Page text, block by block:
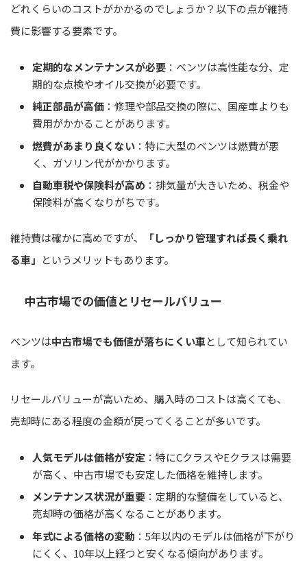
どれくらいのコストがかかるのでしょうか？以下の点が維持
費に影響する要素です。
定期的なメンテナンスが必要 ：ベンツは高性能な分、定
期的な点検やオイル交換が必要です。
純正部品が高価 ：修理や部品交換の際に、国産車よりも
費用がかかることがあります。
燃費があまり良くない ：特に大型のベンツは燃費が悪
く、ガソリン代がかかります。
自動車税や保険料が高め ：排気量が大きいため、税金や
保険料が高くなりがちです。
維持費は確かに高めですが、
「しっかり管理すれば長く乗れ
る車」 というメリットもあります。
中古市場での価値とリセールバリュー
ベンツは中古市場でも価値が落ちにくい車として知られてい
ます。
リセールバリューが高いため、購入時のコストは高くても、
売却時にある程度の金額が戻ってくることが多いです。
人気モデルは価格が安定 ：特にCクラスやEクラスは需要
が高く、中古市場でも安定した価格を維持します。
メンテナンス状況が重要 ：定期的な整備をしていると、
売却時の価格が高くなることがあります。
年式による価格の変動 ：5年以内のモデルは価格が下がり
にくく、10年以上経つと安くなる傾向があります。